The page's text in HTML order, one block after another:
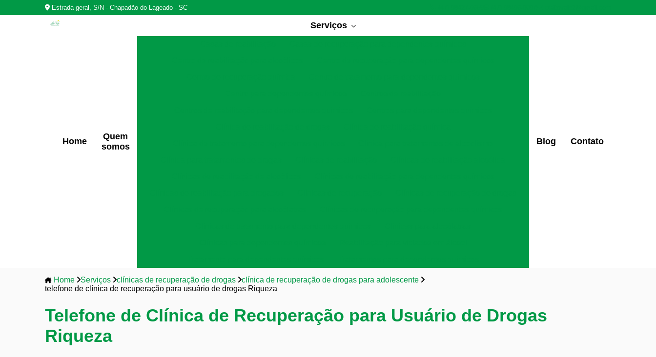
Estrada geral, S/N - Chapadão do Lageado - SC
Home
Quem
somos
Serviços
Blog Contato
Home Serviços clínicas de recuperação de drogas
clínica de recuperação de drogas para adolescente
telefone de clínica de recuperação para usuário de drogas Riqueza
Telefone de Clínica de Recuperação para Usuário de Drogas
Riqueza